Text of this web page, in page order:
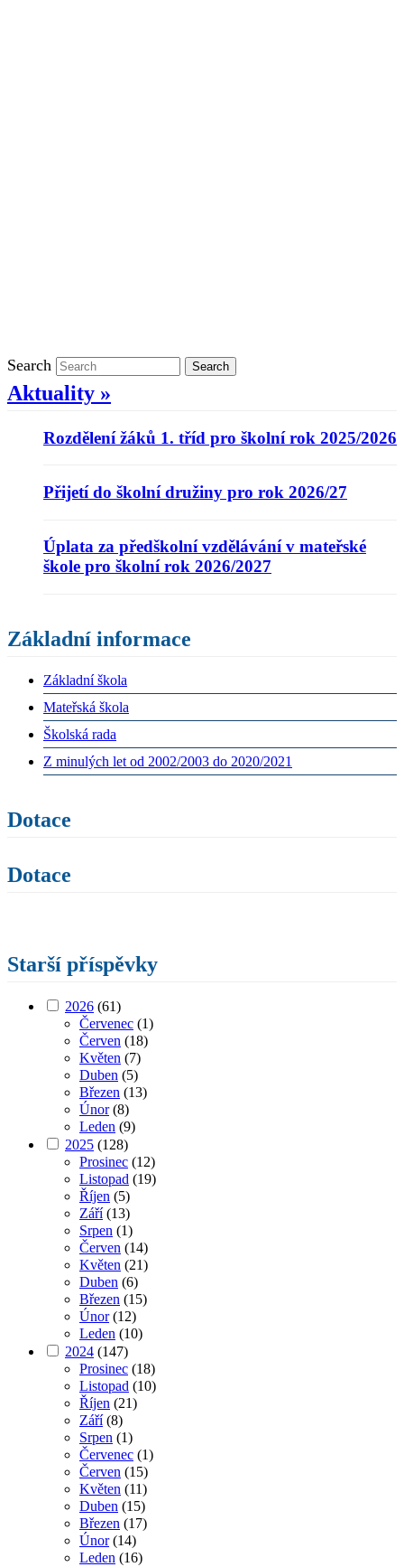
Search Search
Aktuality »
Rozdělení žáků 1. tříd pro školní rok 2025/2026
Přijetí do školní družiny pro rok 2026/27
Úplata za předškolní vzdělávání v mateřské
škole pro školní rok 2026/2027
Základní informace
Základní škola
Mateřská škola
Školská rada
Z minulých let od 2002/2003 do 2020/2021
Dotace
Dotace
Starší příspěvky
2026 (61)
Červenec (1)
Červen (18)
Květen (7)
Duben (5)
Březen (13)
Únor(8)
Leden (9)
2025 (128)
Prosinec (12)
Listopad (19)
Říjen (5)
Září(13)
Srpen (1)
Červen (14)
Květen (21)
Duben (6)
Březen (15)
Únor(12)
Leden (10)
2024 (147)
Prosinec (18)
Listopad (10)
Říjen (21)
Září(8)
Srpen (1)
Červenec (1)
Červen (15)
Květen (11)
Duben (15)
Březen (17)
Únor(14)
Leden (16)